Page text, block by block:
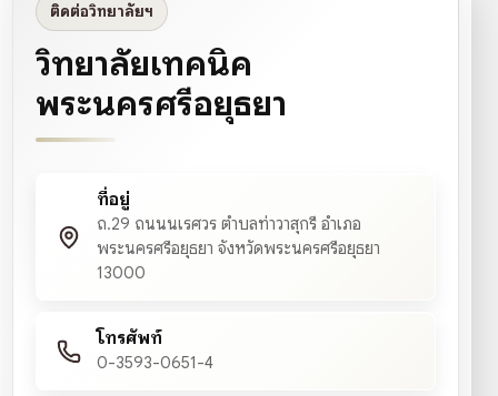
ติดต่อวิทยาลัยฯ
วิทยาลัยเทคนิค
พระนครศรีอยุธยา
ที่อยู่
ถ.29 ถนนนเรศวร ตำบลท่าวาสุกรี อำเภอ
พระนครศรีอยุธยา จังหวัดพระนครศรีอยุธยา
13000
โทรศัพท์
0-3593-0651-4